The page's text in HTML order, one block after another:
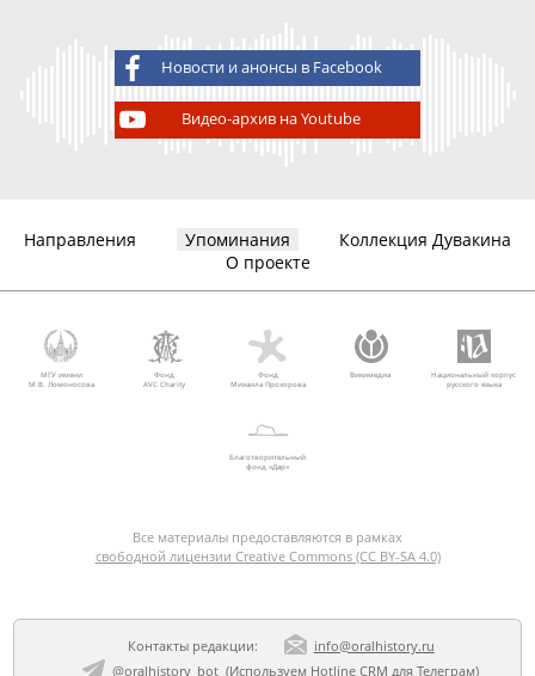
Новости и анонсы в Facebook
Видео-архив на Youtube
Направления Упоминания
Коллекция Дувакина
О проекте
МГУ имени
М.В. Ломоносова
Фонд
AVC Charity
Фонд
Михаила Прохорова
Викимедиа
Национальный корпус
русского языка
Благотворительный
фонд «Дар»
Все материалы предоставляются в рамках
свободной лицензии Creative Commons (CC BY-SA 4.0)
Контакты редакции:
info@oralhistory.ru
@oralhistory_bot(Используем Hotline CRM для Телеграм)